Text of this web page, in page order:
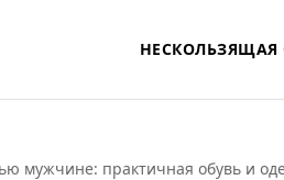
НЕСКОЛЬЗЯЩАЯ
мужчине: практичная обувь и